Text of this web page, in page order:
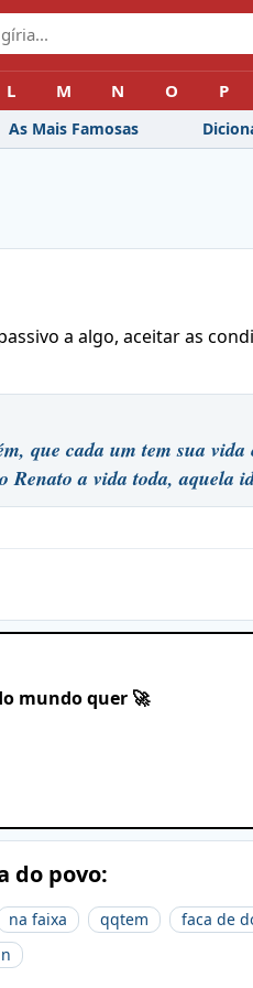
L M N O P
As Mais Famosas
a algo, aceitar as
que cada um tem sua vida
Renato a vida toda, aquela
mundo quer 🚀
do povo:
na faixa qqtem
faca de
n